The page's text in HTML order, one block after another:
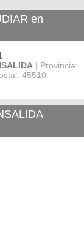
en
| Provincia:
45510